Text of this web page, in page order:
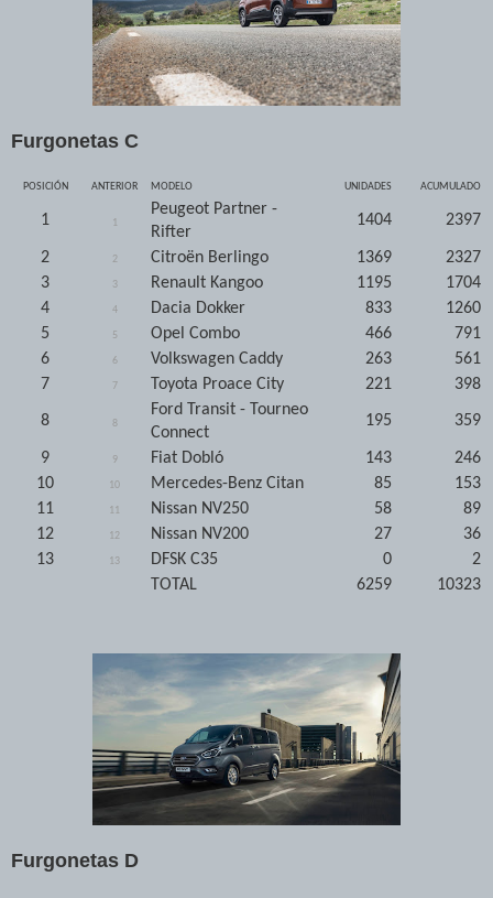
Furgonetas C
POSICIÓN ANTERIOR MODELO UNIDADES ACUMULADO
1 1
Peugeot Partner -
Rifter
1404 2397
2 2 Citroën Berlingo 1369
2327
3
3 Renault Kangoo 1195
1704
4
4 Dacia Dokker 833
1260
5
5 Opel Combo 466
791
6
6 Volkswagen Caddy 263
561
7
7 Toyota Proace City 221 398
8 8
Ford Transit - Tourneo
Connect
195 359
9 9 Fiat Dobló 143
246
10
10 Mercedes-Benz Citan 85
153
11
11 Nissan NV250 58
89
12
12 Nissan NV200 27
36
13
13 DFSK C35 0
2
TOTAL
6259 10323
Furgonetas D